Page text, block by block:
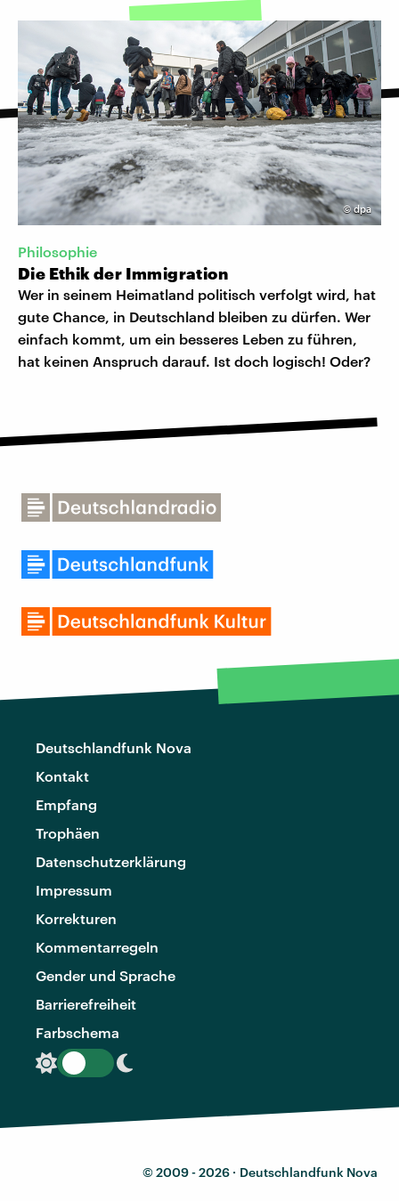
©dpa
Philosophie
Die Ethik der Immigration
Wer in seinem Heimatland politisch verfolgt wird, hat
gute Chance, in Deutschland bleiben zu dürfen. Wer
einfach kommt, um ein besseres Leben zu führen,
hat keinen Anspruch darauf. Ist doch logisch! Oder?
Deutschlandfunk Nova
Kontakt
Empfang
Trophäen
Datenschutzerklärung
Impressum
Korrekturen
Kommentarregeln
Gender und Sprache
Barrierefreiheit
Farbschema
© 2009 - 2026 · Deutschlandfunk Nova